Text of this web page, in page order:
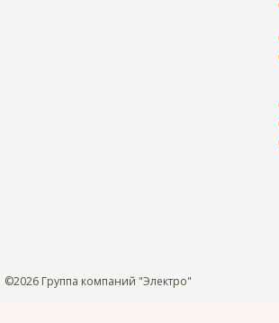
©2026 Группа компаний "Электро"